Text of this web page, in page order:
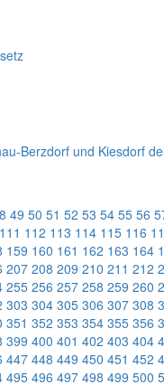
Berzdorf und Kiesdorf
49 50 51 52 53 54 55 56
111 112 113 114 115 116
159 160 161 162 163 164
207 208 209 210 211 212
255 256 257 258 259 260
303 304 305 306 307 308
351 352 353 354 355 356
399 400 401 402 403 404
447 448 449 450 451 452
495 496 497 498 499 500